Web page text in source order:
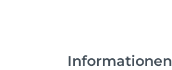
Informationen